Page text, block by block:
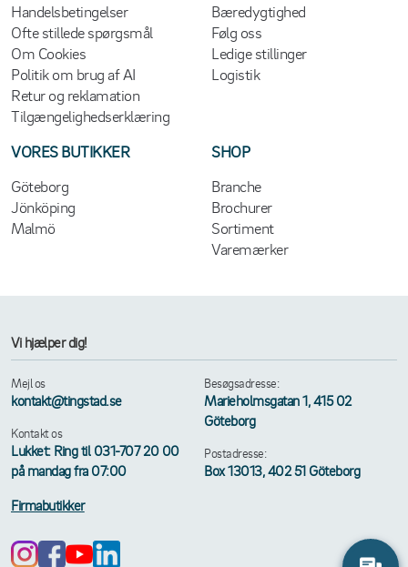
Handelsbetingelser
Ofte stillede spørgsmål
Om Cookies
Politik om brug af AI
Retur og reklamation
Tilgængelighedserklæring
Bæredygtighed
Følg oss
Ledige stillinger
Logistik
VORES BUTIKKER
Göteborg
Jönköping
Malmö
SHOP
Branche
Brochurer
Sortiment
Varemærker
Vi hjælper dig!
Mejl os
kontakt@tingstad.se
Kontakt os
Lukket: Ring til 031-707 20 00
på mandag fra 07:00
Besøgsadresse:
Marieholmsgatan 1, 415 02
Göteborg
Postadresse:
Box 13013, 402 51 Göteborg
Firmabutikker